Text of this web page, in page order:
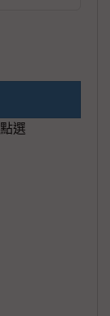
選